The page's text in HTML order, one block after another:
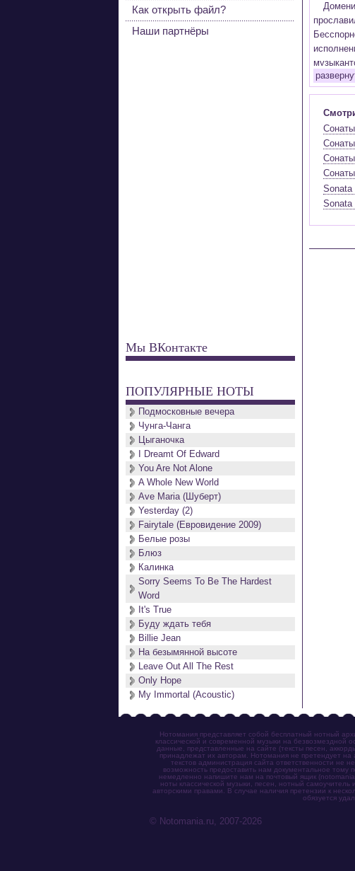
Амадея
по
В
них
Но, к
Sonata
Sonata
Как открыть файл?
Наши партнёры
Мы ВКонтакте
ПОПУЛЯРНЫЕ НОТЫ
Подмосковные вечера
Чунга-Чанга
Цыганочка
I Dreamt Of Edward
You Are Not Alone
A Whole New World
Ave Maria (Шуберт)
Yesterday (2)
Fairytale (Евровидение 2009)
Белые розы
Блюз
Калинка
Sorry Seems To Be The Hardest
Word
It's True
Буду ждать тебя
Billie Jean
На безымянной высоте
Leave Out All The Rest
Only Hope
My Immortal (Acoustic)
Нотомания представляет собой бесплатный нотный
классической и современной музыки на безвозмездной
данные, представленные на сайте (тексты песен,
принадлежат их авторам. Нотомания не претендует
текстов администрация сайта ответственности не
возможность предоставить нам документальное
немедленно напишите нам на почтовый ящик
ноты классической музыки, песен, нотный
авторскими правами. В случае наличия претензии к
обязуется
© Notomania.ru, 2007-2026